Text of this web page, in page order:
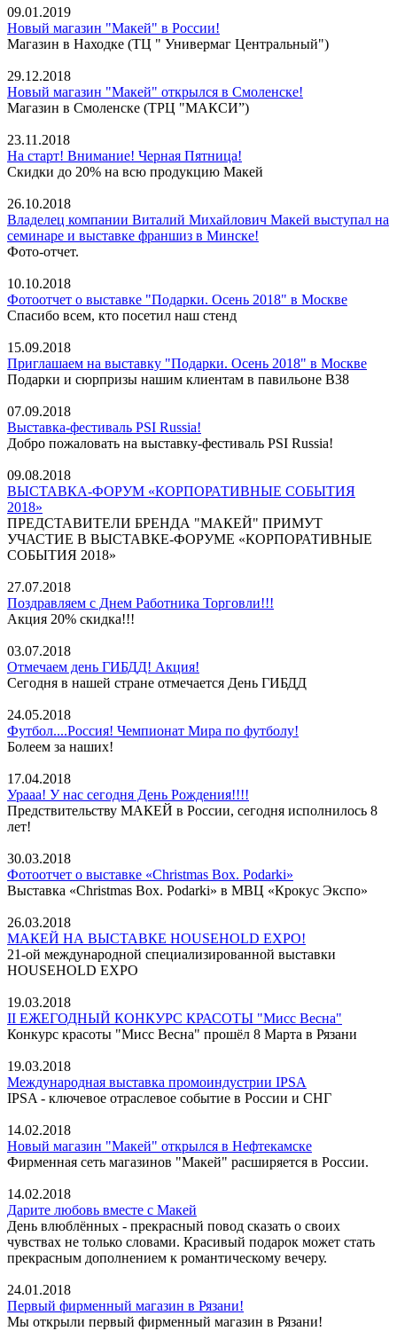
09.01.2019
Новый магазин "Макей" в России!
Магазин в Находке (ТЦ " Универмаг Центральный")
29.12.2018
Новый магазин "Макей" открылся в Смоленске!
Магазин в Смоленске (ТРЦ "МАКСИ”)
23.11.2018
На старт! Внимание! Черная Пятница!
Скидки до 20% на всю продукцию Макей
26.10.2018
Владелец компании Виталий Михайлович Макей выступал на
семинаре и выставке франшиз в Минске!
Фото-отчет.
10.10.2018
Фотоотчет о выставке "Подарки. Осень 2018" в Москве
Спасибо всем, кто посетил наш стенд
15.09.2018
Приглашаем на выставку "Подарки. Осень 2018" в Москве
Подарки и сюрпризы нашим клиентам в павильоне В38
07.09.2018
Выставка-фестиваль PSI Russia!
Добро пожаловать на выставку-фестиваль PSI Russia!
09.08.2018
ВЫСТАВКА-ФОРУМ «КОРПОРАТИВНЫЕ СОБЫТИЯ
2018»
ПРЕДСТАВИТЕЛИ БРЕНДА "МАКЕЙ" ПРИМУТ
УЧАСТИЕ В ВЫСТАВКЕ-ФОРУМЕ «КОРПОРАТИВНЫЕ
СОБЫТИЯ 2018»
27.07.2018
Поздравляем с Днем Работника Торговли!!!
Акция 20% скидка!!!
03.07.2018
Отмечаем день ГИБДД! Акция!
Сегодня в нашей стране отмечается День ГИБДД
24.05.2018
Футбол....Россия! Чемпионат Мира по футболу!
Болеем за наших!
17.04.2018
Урааа! У нас сегодня День Рождения!!!!
Предствительству МАКЕЙ в России, сегодня исполнилось 8
лет!
30.03.2018
Фотоотчет о выставке «Christmas Box. Podarki»
Выставка «Christmas Box. Podarki» в МВЦ «Крокус Экспо»
26.03.2018
МАКЕЙ НА ВЫСТАВКЕ HOUSEHOLD EXPO!
21-ой международной специализированной выставки
HOUSEHOLD EXPO
19.03.2018
II ЕЖЕГОДНЫЙ КОНКУРС КРАСОТЫ "Мисс Весна"
Конкурс красоты "Мисс Весна" прошёл 8 Марта в Рязани
19.03.2018
Международная выставка промоиндустрии IPSA
IPSA - ключевое отраслевое событие в России и СНГ
14.02.2018
Новый магазин "Макей" открылся в Нефтекамске
Фирменная сеть магазинов "Макей" расширяется в России.
14.02.2018
Дарите любовь вместе с Макей
День влюблённых - прекрасный повод сказать о своих
чувствах не только словами. Красивый подарок может стать
прекрасным дополнением к романтическому вечеру.
24.01.2018
Первый фирменный магазин в Рязани!
Мы открыли первый фирменный магазин в Рязани!